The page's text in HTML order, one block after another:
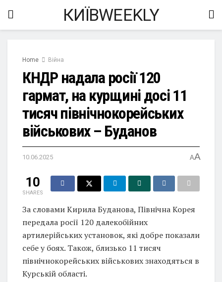
КИЇВWEEKLY
Home Війна
КНДР надала росії 120
гармат, на курщині досі 11
тисяч північнокорейських
військових – Буданов
10.06.2025 AA
10
SHARES
За словами Кирила Буданова, Північна Корея
передала росії 120 далекобійних
артилерійських установок, які добре показали
себе у боях. Також, близько 11 тисяч
північнокорейських військових знаходяться в
Курській області.